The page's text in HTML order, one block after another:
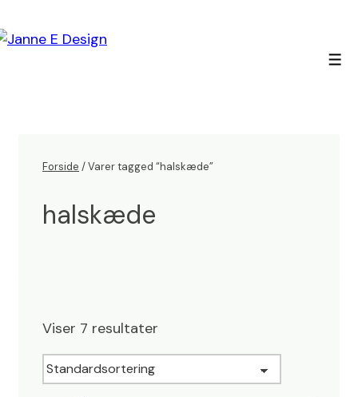
Hop
Forside / Varer tagged “halskæde”
halskæde
Viser 7 resultater